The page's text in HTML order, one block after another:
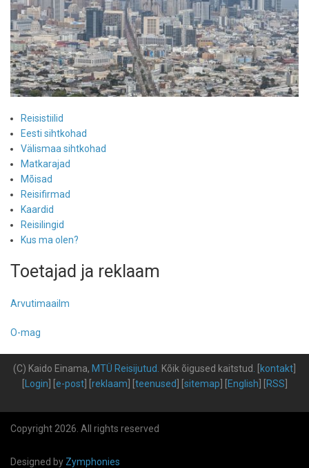
Reisistiilid
Eesti sihtkohad
Välismaa sihtkohad
Matkarajad
Mõisad
Reisifirmad
Kaardid
Reisilingid
Kus ma olen?
Toetajad ja reklaam
Arvutimaailm
O-mag
(C) Kaido Einama, MTÜ Reisijutud Kõik õigused kaitstud kontakt
Login e-post] [ reklaam teenused sitemap English RSS
Copyright 2026. All rights reserved
Designed by Zymphonies